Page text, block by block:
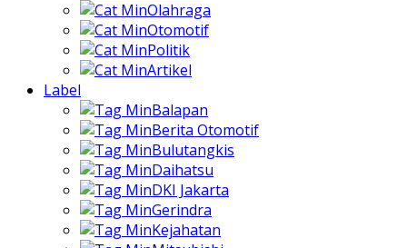
Olahraga
Otomotif
Politik
Artikel
Label
Balapan
Berita Otomotif
Bulutangkis
Daihatsu
DKI Jakarta
Gerindra
Kejahatan